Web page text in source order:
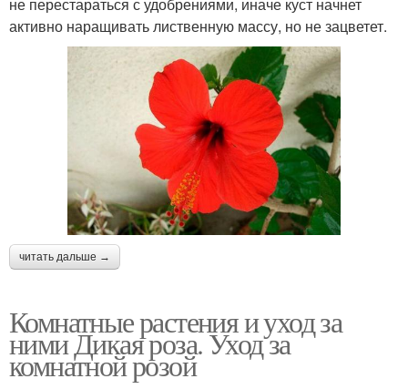
активно наращивать лиственную массу, но не зацветет.
читать дальше →
Комнатные растения и уход за
ними Дикая роза. Уход за
комнатной розой